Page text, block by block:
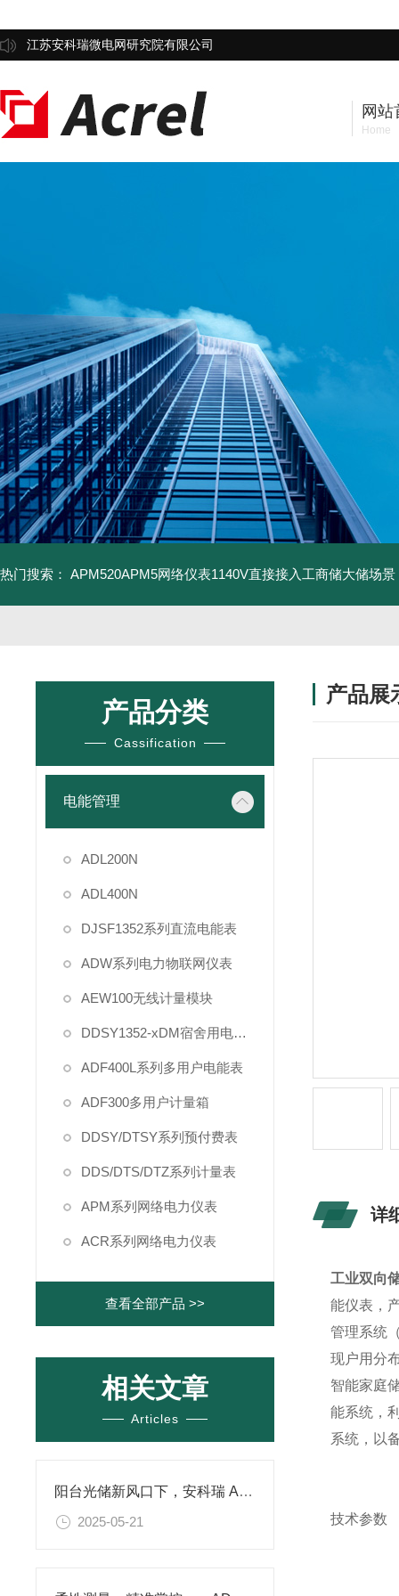
江苏安科瑞微电网研究院有限公司
网站
Home
热门搜索： APM520APM5网络仪表1140V直接接入工商储大储场景
产品分类
Cassification
电能管理
ADL200N
ADL400N
DJSF1352系列直流电能表
ADW系列电力物联网仪表
AEW100无线计量模块
DDSY1352-xDM宿舍用电管理
ADF400L系列多用户电能表
ADF300多用户计量箱
DDSY/DTSY系列预付费表
DDS/DTS/DTZ系列计量表
APM系列网络电力仪表
ACR系列网络电力仪表
查看全部产品 >>
相关文章
Articles
阳台光储新风口下，安科瑞 ADL200N-CT/WF 电表如何成为关键配套助力
2025-05-21
产品展
详
工业双向
能仪表，
管理系统
现户用分
智能家庭
能系统，
系统，以
技术参数